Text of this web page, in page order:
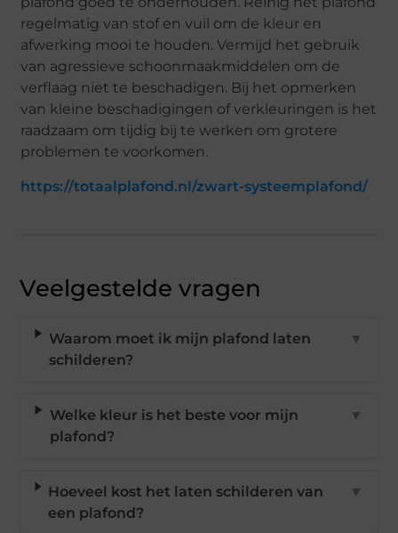
regelmatig van stof en vuil om de kleur en
afwerking mooi te houden. Vermijd het gebruik
van agressieve schoonmaakmiddelen om de
verflaag niet te beschadigen. Bij het opmerken
van kleine beschadigingen of verkleuringen is het
raadzaam om tijdig bij te werken om grotere
problemen te voorkomen.
https://totaalplafond.nl/zwart-systeemplafond/
Veelgestelde vragen
Waarom moet ik mijn plafond laten
schilderen?
▼
Welke kleur is het beste voor mijn
plafond?
▼
Hoeveel kost het laten schilderen van
een plafond?
▼